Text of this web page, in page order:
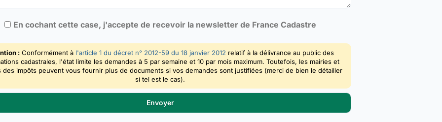
En cochant cette case, j'accepte de recevoir la newsletter de France Cadastre
: Conformément à l'article 1 du décret n° 2012-59 du 18 janvier 2012 relatif à la délivrance au public des
cadastrales, l'état limite les demandes à 5 par semaine et 10 par mois maximum. Toutefois, les mairies et
des impôts peuvent vous fournir plus de documents si vos demandes sont justifiées (merci de bien le détailler
si tel est le cas).